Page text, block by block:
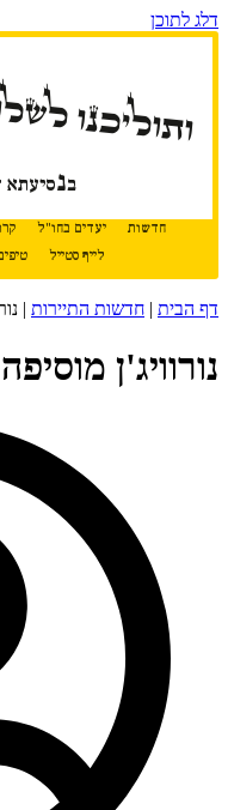
דלג לתוכן
ותוליכנו
בנ
חדשות יעדים בחו"ל
לייף סטייל
דף הבית | חדשות התיירות |
נורוויג'ן